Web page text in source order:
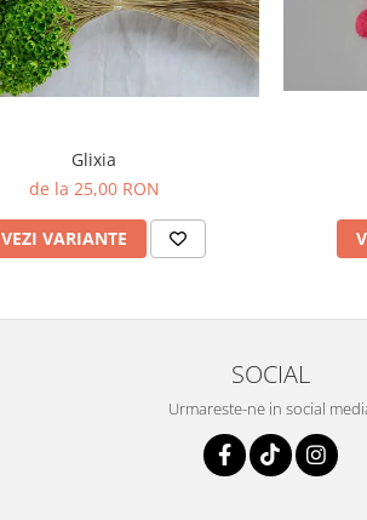
Glixia
de la 25,00 RON
VEZI VARIANTE
SOCIAL
Urmareste-ne in social